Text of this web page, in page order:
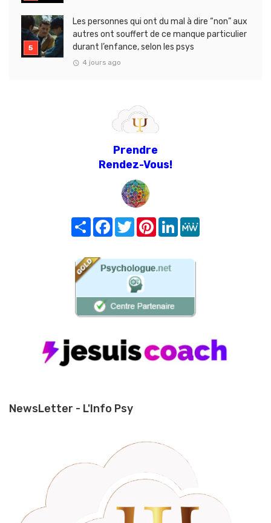
Les personnes qui ont du mal à dire “non” aux
autres ont souffert de ce manque particulier
durant l’enfance, selon les psys
4 jours ago
Prendre
Rendez-Vous!
Share FacebookTwitterPinterest
LinkedIn
NewsLetter - L'Info Psy